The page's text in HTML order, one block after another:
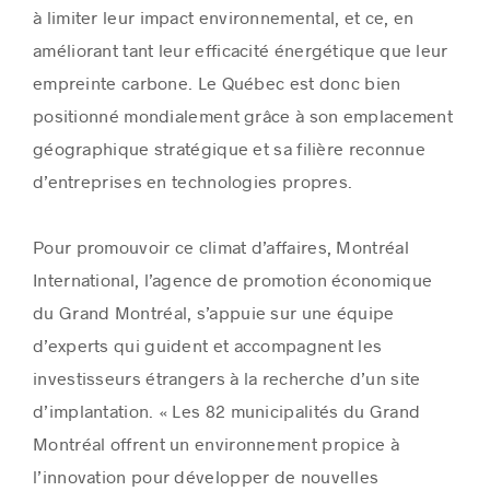
à limiter leur impact environnemental, et ce, en
améliorant tant leur efficacité énergétique que leur
empreinte carbone. Le Québec est donc bien
positionné mondialement grâce à son emplacement
géographique stratégique et sa filière reconnue
d’entreprises en technologies propres.
Pour promouvoir ce climat d’affaires, Montréal
International, l’agence de promotion économique
du Grand Montréal, s’appuie sur une équipe
d’experts qui guident et accompagnent les
investisseurs étrangers à la recherche d’un site
d’implantation. « Les 82 municipalités du Grand
Montréal offrent un environnement propice à
l’innovation pour développer de nouvelles